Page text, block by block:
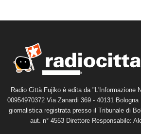
Radio Città Fujiko è edita da "L'Informazione
00954970372 Via Zanardi 369 - 40131
giornalistica registrata presso il Tribunale di
aut. n° 4553 Direttore Responsabile: